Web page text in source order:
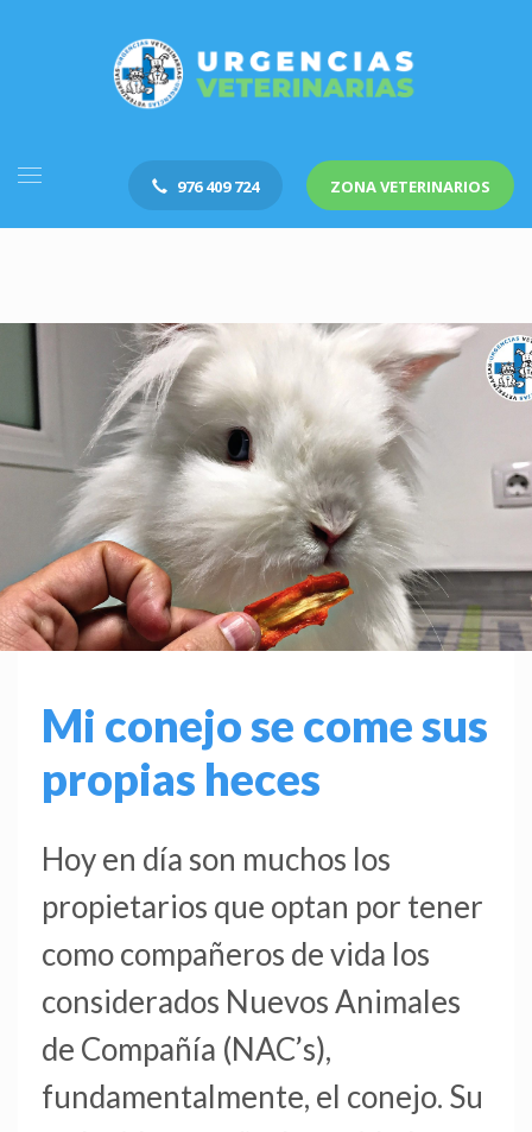
976 409 724 ZONA VETERINARIOS
Mi conejo se come sus
propias heces
Hoy en día son muchos los
propietarios que optan por tener
como compañeros de vida los
considerados Nuevos Animales
de Compañía (NAC’s),
fundamentalmente, el conejo. Su